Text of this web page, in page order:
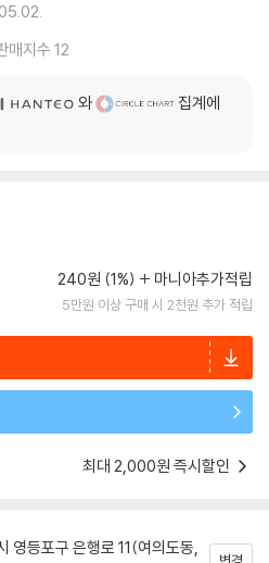
매지수 12
와
집계에
240원 (1%) 마니아추가적립
5만원 이상 구매 시 2천원 추가 적립
최대 2,000원 즉시할인
영등포구 은행로 11(여의도동,